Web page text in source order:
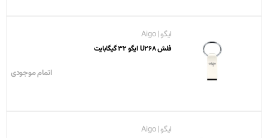
ایگو | Aigo
فلش U268 ایگو 32 گیگابایت
اتمام موجودی
ایگو | Aigo